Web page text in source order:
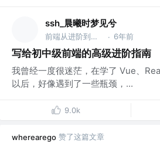
ssh_晨曦时梦见兮
前端从进阶到入院 @字节跳动 · 6年前
写给初中级前端的高级进阶指南
我曾经一度很迷茫，在学了 Vue、
以后，好像遇到了一些瓶颈，...
9.0k
wherearego 赞了这篇文章